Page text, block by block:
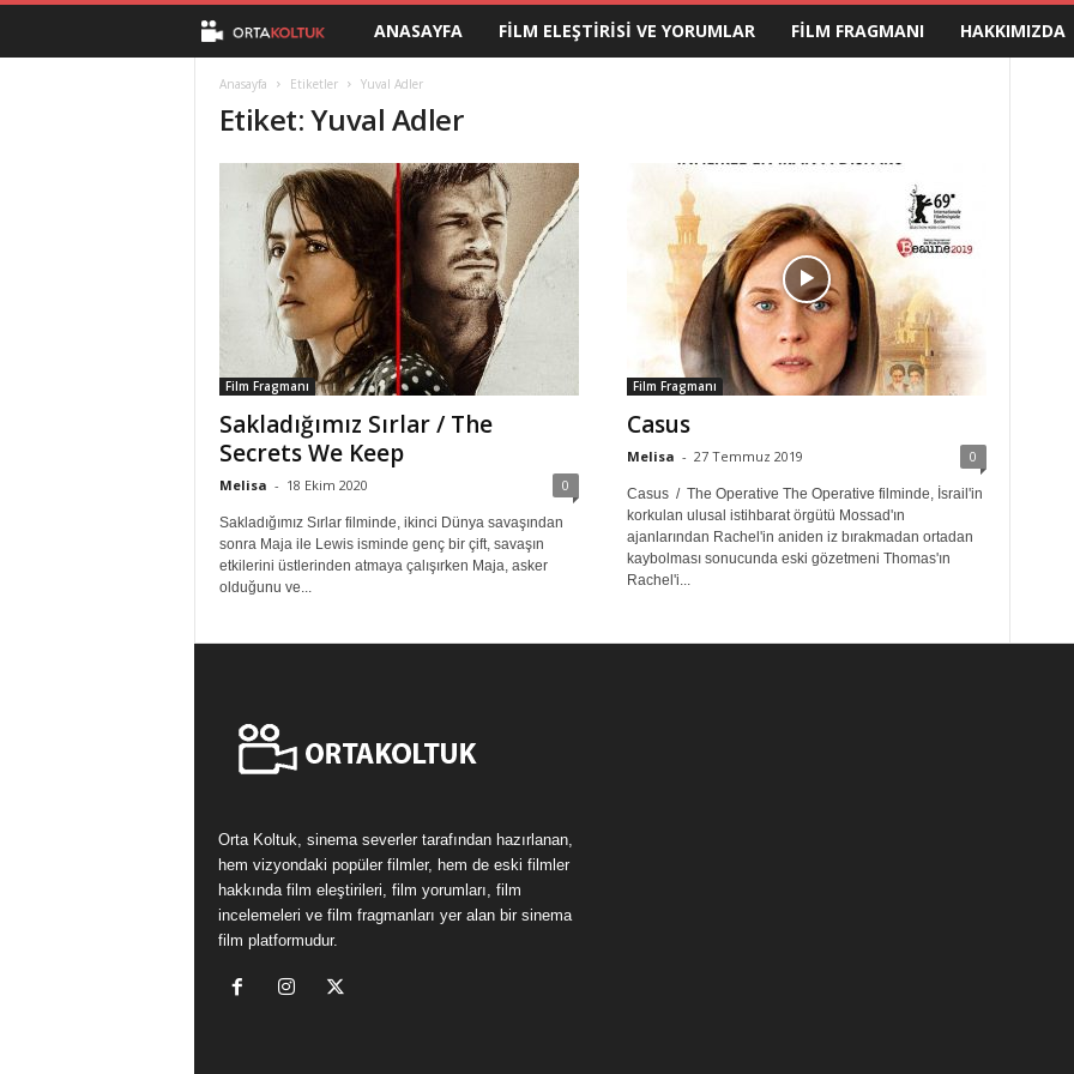
t
a
o
l
t
u
ANASAYFA FILM ELEŞTIRISI VE YORUMLAR FILM FRAGMANI HAKKIMIZDA
Anasayfa Etiketler Yuval Adler
Etiket: Yuval Adler
Film Fragmanı
Sakladığımız Sırlar / The
Secrets We Keep
Melisa - 18 Ekim 2020 0
Sakladığımız Sırlar filminde, ikinci Dünya savaşından
sonra Maja ile Lewis isminde genç bir çift, savaşın
etkilerini üstlerinden atmaya çalışırken Maja, asker
olduğunu ve...
Film Fragmanı
Casus
Melisa - 27 Temmuz 2019 0
Casus / The Operative The Operative filminde, İsrail'in
korkulan ulusal istihbarat örgütü Mossad'ın
ajanlarından Rachel'in aniden iz bırakmadan ortadan
kaybolması sonucunda eski gözetmeni Thomas'ın
Rachel'i...
Orta Koltuk, sinema severler tarafından hazırlanan,
hem vizyondaki popüler filmler, hem de eski filmler
hakkında film eleştirileri, film yorumları, film
incelemeleri ve film fragmanları yer alan bir sinema
film platformudur.